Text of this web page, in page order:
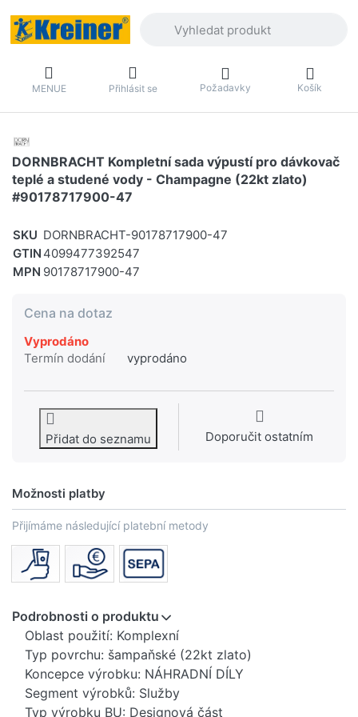
MENUE Přihlásit se Požadavky Košík
DORNBRACHT Kompletní sada výpustí pro dávkovač
teplé a studené vody - Champagne (22kt zlato)
#90178717900-47
SKU DORNBRACHT-90178717900-47
GTIN 4099477392547
MPN 90178717900-47
Cena na dotaz
Vyprodáno
Termín dodání
vyprodáno
Přidat do seznamu Doporučit ostatním
Možnosti platby
Přijímáme následující platební metody
Podrobnosti o produktu
Oblast použití: Komplexní
Typ povrchu: šampaňské (22kt zlato)
Koncepce výrobku: NÁHRADNÍ DÍLY
Segment výrobků: Služby
Typ výrobku BU: Designová část